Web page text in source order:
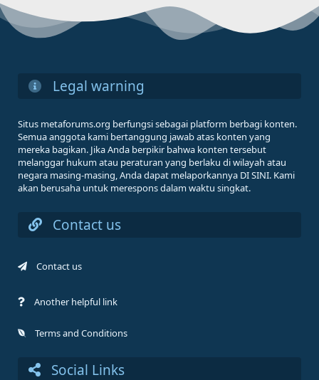
Legal warning
Situs metaforums.org berfungsi sebagai platform berbagi konten.
Semua anggota kami bertanggung jawab atas konten yang
mereka bagikan. Jika Anda berpikir bahwa konten tersebut
melanggar hukum atau peraturan yang berlaku di wilayah atau
negara masing-masing, Anda dapat melaporkannya DI SINI. Kami
akan berusaha untuk merespons dalam waktu singkat.
Contact us
Contact us
Another helpful link
Terms and Conditions
Social Links